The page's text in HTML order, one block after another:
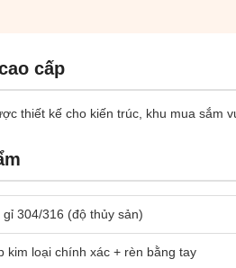
cấp
thiết kế cho kiến trúc, khu mua sắm
304/316 (độ thủy sản)
kim loại chính xác + rèn bằng tay